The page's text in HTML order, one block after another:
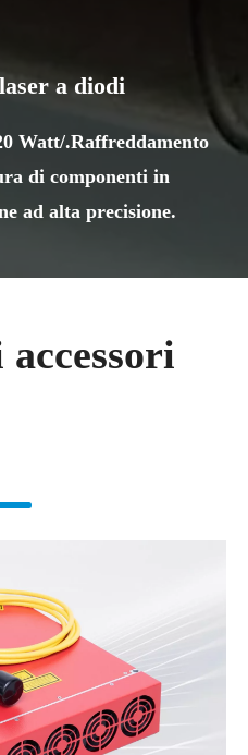
a diodi
Watt/.Raffreddamento
di componenti in
ad alta precisione.